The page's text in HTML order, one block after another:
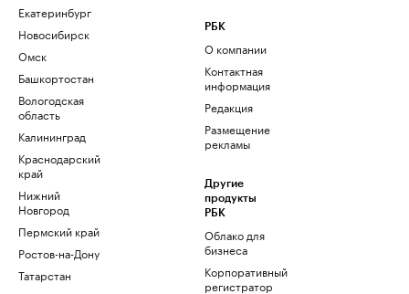
Екатеринбург
Новосибирск
Омск
Башкортостан
Вологодская
область
Калининград
Краснодарский
край
Нижний
Новгород
Пермский край
Ростов-на-Дону
Татарстан
РБК
О компании
Контактная
информация
Редакция
Размещение
рекламы
Другие
продукты
РБК
Облако для
бизнеса
Корпоративный
регистратор